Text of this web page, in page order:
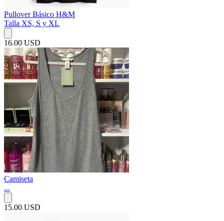
Pullover Básico H&M
Talla XS, S y XL
16.00 USD
Camiseta
...
15.00 USD